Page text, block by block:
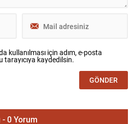
kullanılması için adım, e-posta
kaydedilsin.
0 Yorum